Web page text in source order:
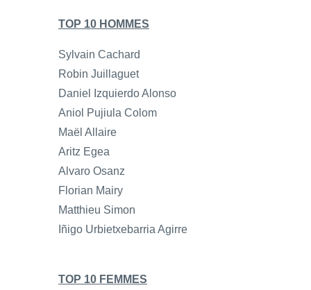
TOP 10 HOMMES
Sylvain Cachard
Robin Juillaguet
Daniel Izquierdo Alonso
Aniol Pujiula Colom
Maël Allaire
Aritz Egea
Alvaro Osanz
Florian Mairy
Matthieu Simon
Iñigo Urbietxebarria Agirre
TOP 10 FEMMES